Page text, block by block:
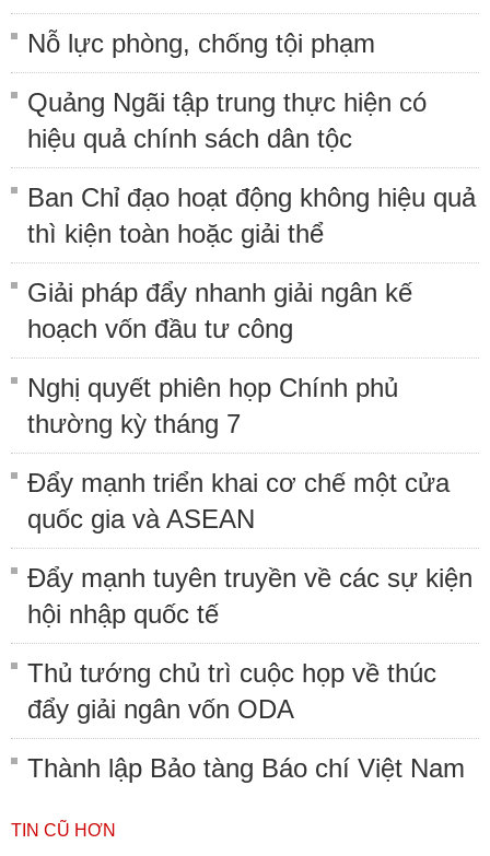
Nỗ lực phòng, chống tội phạm
Quảng Ngãi tập trung thực hiện có
hiệu quả chính sách dân tộc
Ban Chỉ đạo hoạt động không hiệu quả
thì kiện toàn hoặc giải thể
Giải pháp đẩy nhanh giải ngân kế
hoạch vốn đầu tư công
Nghị quyết phiên họp Chính phủ
thường kỳ tháng 7
Đẩy mạnh triển khai cơ chế một cửa
quốc gia và ASEAN
Đẩy mạnh tuyên truyền về các sự kiện
hội nhập quốc tế
Thủ tướng chủ trì cuộc họp về thúc
đẩy giải ngân vốn ODA
Thành lập Bảo tàng Báo chí Việt Nam
TIN CŨ HƠN